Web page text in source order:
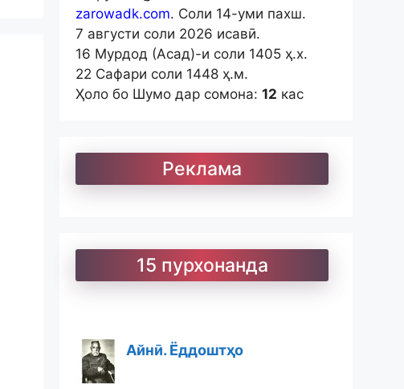
zarowadk.com. Соли 14-уми пахш.
7 августи соли 2026 исавӣ.
16 Мурдод (Асад)-и соли 1405 ҳ.х.
22 Сафари соли 1448 ҳ.м.
Ҳоло бо Шумо дар сомона:12 кас
Реклама
15 пурхонанда